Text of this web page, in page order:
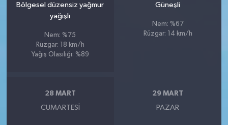
Bölgesel düzensiz yağmur
yağışlı
Nem: %75
Rüzgar: 18 km/h
Yağış Olasılığı: %89
Güneşli
Nem: %67
Rüzgar: 14 km/h
28 MART
CUMARTESI
29 MART
PAZAR